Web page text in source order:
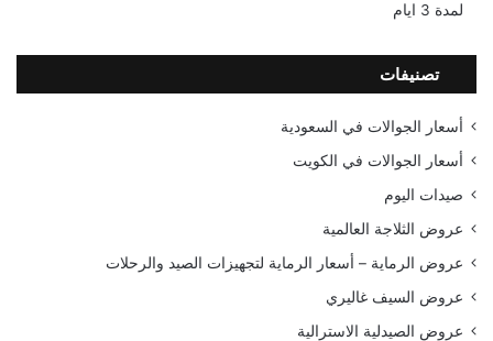
لمدة 3 ايام
تصنيفات
أسعار الجوالات في السعودية
أسعار الجوالات في الكويت
صيدات اليوم
عروض الثلاجة العالمية
عروض الرماية – أسعار الرماية لتجهيزات الصيد والرحلات
عروض السيف غاليري
عروض الصيدلية الاسترالية